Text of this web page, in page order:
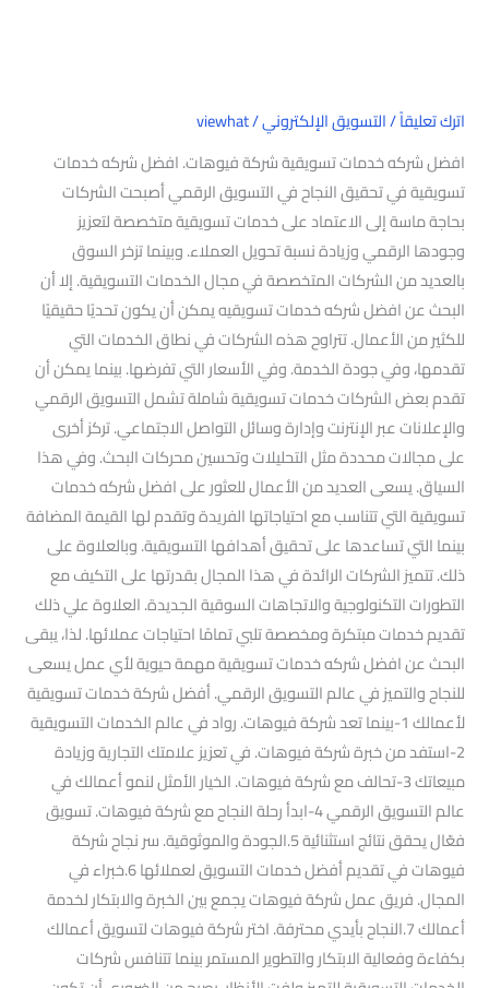
اترك تعليقاً/التسويق الإلكتروني/
viewhat
افضل شركه خدمات تسويقية شركة فيوهات. افضل شركه خدمات
تسويقية في تحقيق النجاح في التسويق الرقمي أصبحت الشركات
بحاجة ماسة إلى الاعتماد على خدمات تسويقية متخصصة لتعزيز
وجودها الرقمي وزيادة نسبة تحويل العملاء. وبينما تزخر السوق
بالعديد من الشركات المتخصصة في مجال الخدمات التسويقية. إلا أن
البحث عن افضل شركه خدمات تسويقيه يمكن أن يكون تحديًا حقيقيًا
للكثير من الأعمال. تتراوح هذه الشركات في نطاق الخدمات التي
تقدمها، وفي جودة الخدمة. وفي الأسعار التي تفرضها. بينما يمكن أن
تقدم بعض الشركات خدمات تسويقية شاملة تشمل التسويق الرقمي
والإعلانات عبر الإنترنت وإدارة وسائل التواصل الاجتماعي. تركز أخرى
على مجالات محددة مثل التحليلات وتحسين محركات البحث. وفي هذا
السياق. يسعى العديد من الأعمال للعثور على افضل شركه خدمات
تسويقية التي تتناسب مع احتياجاتها الفريدة وتقدم لها القيمة المضافة
بينما التي تساعدها على تحقيق أهدافها التسويقية. وبالعلاوة على
ذلك. تتميز الشركات الرائدة في هذا المجال بقدرتها على التكيف مع
التطورات التكنولوجية والاتجاهات السوقية الجديدة. العلاوة علي ذلك
تقديم خدمات مبتكرة ومخصصة تلبي تمامًا احتياجات عملائها. لذا، يبقى
البحث عن افضل شركه خدمات تسويقية مهمة حيوية لأي عمل يسعى
للنجاح والتميز في عالم التسويق الرقمي. أفضل شركة خدمات تسويقية
لأعمالك 1-بينما تعد شركة فيوهات. رواد في عالم الخدمات التسويقية
2-استفد من خبرة شركة فيوهات. في تعزيز علامتك التجارية وزيادة
مبيعاتك 3-تحالف مع شركة فيوهات. الخيار الأمثل لنمو أعمالك في
عالم التسويق الرقمي 4-ابدأ رحلة النجاح مع شركة فيوهات. تسويق
فعّال يحقق نتائج استثنائية 5.الجودة والموثوقية. سر نجاح شركة
فيوهات في تقديم أفضل خدمات التسويق لعملائها 6.خبراء في
المجال. فريق عمل شركة فيوهات يجمع بين الخبرة والابتكار لخدمة
أعمالك 7.النجاح بأيدي محترفة. اختر شركة فيوهات لتسويق أعمالك
بكفاءة وفعالية الابتكار والتطوير المستمر بينما تتنافس شركات